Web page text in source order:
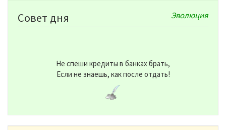
Совет дня Эволюция
Не спеши кредиты в банках брать,
Если не знаешь, как после отдать!